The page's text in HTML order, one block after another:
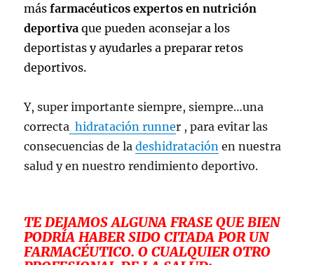
másfarmacéuticos expertos en nutrición
deportiva que pueden aconsejar a los
deportistas y ayudarles a preparar retos
deportivos.
Y, super importante siempre, siempre…una
correcta hidratación runner , para evitar las
consecuencias de ladeshidratación en nuestra
salud y en nuestro rendimiento deportivo.
TE DEJAMOS ALGUNA FRASE QUE BIEN
PODRÍA HABER SIDO CITADA POR UN
FARMACÉUTICO. O CUALQUIER OTRO